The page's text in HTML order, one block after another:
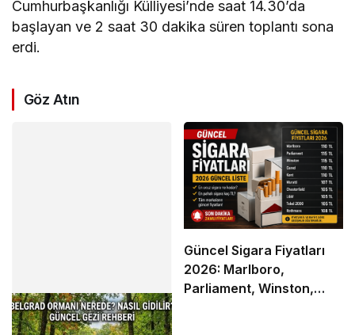
Cumhurbaşkanlığı Külliyesi’nde saat 14.30’da
başlayan ve 2 saat 30 dakika süren toplantı sona
erdi.
Göz Atın
Güncel Sigara Fiyatları
2026: Marlboro,
Parliament, Winston,